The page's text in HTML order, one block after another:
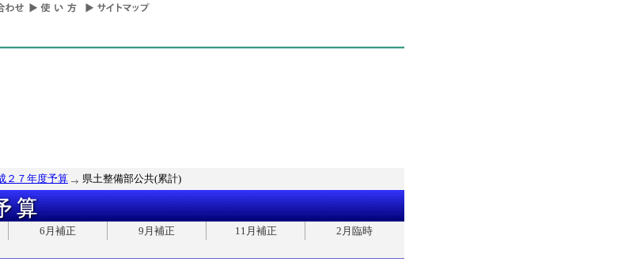
２７年度予算 県土整備部公共(累計)
6月補正 9月補正 11月補正
2月臨時